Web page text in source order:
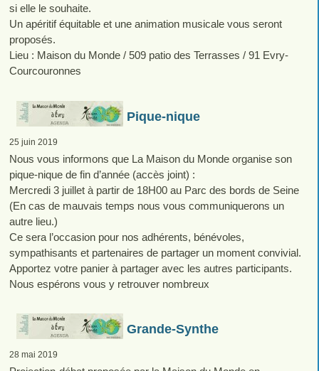
si elle le souhaite.
Un apéritif équitable et une animation musicale vous seront
proposés.
Lieu : Maison du Monde / 509 patio des Terrasses / 91 Evry-
Courcouronnes
Pique-nique
25 juin 2019
Nous vous informons que La Maison du Monde organise son
pique-nique de fin d’année (accès joint) :
Mercredi 3 juillet à partir de 18H00 au Parc des bords de Seine
(En cas de mauvais temps nous vous communiquerons un
autre lieu.)
Ce sera l’occasion pour nos adhérents, bénévoles,
sympathisants et partenaires de partager un moment convivial.
Apportez votre panier à partager avec les autres participants.
Nous espérons vous y retrouver nombreux
Grande-Synthe
28 mai 2019